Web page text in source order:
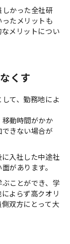
かった全社研
たメリットも
メリットについ
くす
て、勤務地によ
動時間がかか
きない場合が
入社した中途社
があります。
ことができ、学
よらず高クオリ
双方にとって大